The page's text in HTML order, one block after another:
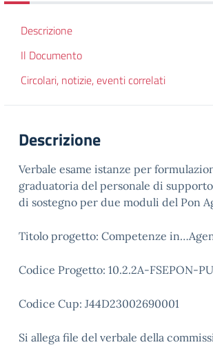
Descrizione
Il Documento
Circolari, notizie, eventi correlati
Descrizione
Verbale esame istanze per
graduatoria del personale di
di sostegno per due moduli del Pon
Titolo progetto: Competenze
Codice Progetto: 10.2.2A-FSEPON-
Codice Cup: J44D23002690001
Si allega file del verbale della